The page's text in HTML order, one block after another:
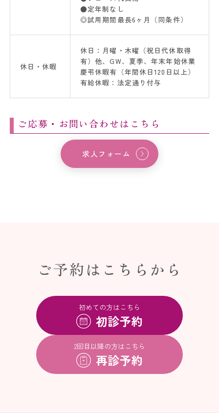
●定年制なし
◎試用期間最長6ヶ月（同条件）
休日・休暇
休日：月曜・木曜（祝日代休取得
有）他、GW、夏季、年末年始休業
慶弔休暇有（年間休日120日以上）
有給休暇：法定通り付与
ご応募・お問い合わせはこちら
求人フォーム
ご予約はこちらから
初めての方はこちら
初診予約
2回目以降の方はこちら
再診予約